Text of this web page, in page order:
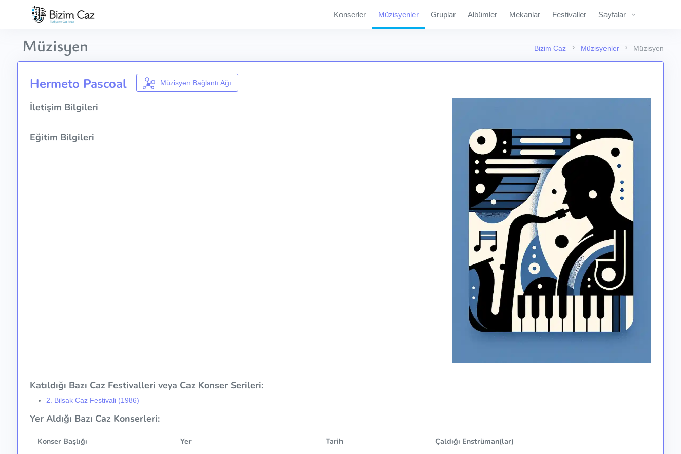
Konserler Müzisyenler Gruplar Albümler Mekanlar Festivaller Sayfalar
Bizim Caz Müzisyenler Müzisyen
Müzisyen
Hermeto Pascoal Müzisyen Bağlantı Ağı
İletişim Bilgileri
Eğitim Bilgileri
Katıldığı Bazı Caz Festivalleri veya Caz Konser Serileri:
2. Bilsak Caz Festivali (1986)
Yer Aldığı Bazı Caz Konserleri:
Konser Başlığı Yer Tarih Çaldığı Enstrüman(lar)